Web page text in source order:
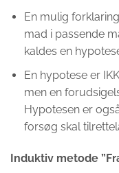
En mulig
mad i passende
kaldes en
En hypotese er
men en
Hypotesen er
forsøg skal
Induktiv metode